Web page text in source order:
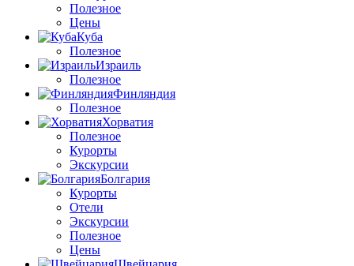
Полезное
Цены
Куба
Полезное
Израиль
Полезное
Финляндия
Полезное
Хорватия
Полезное
Курорты
Экскурсии
Болгария
Курорты
Отели
Экскурсии
Полезное
Цены